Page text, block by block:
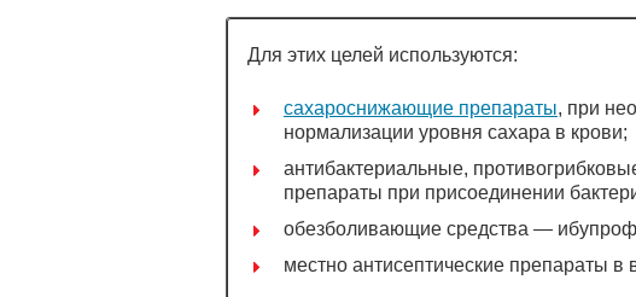
Для этих целей используются:
сахароснижающие препараты, при
нормализации уровня сахара в крови;
антибактериальные,
препараты при присоединении
обезболивающие средства —
местно антисептические препараты в